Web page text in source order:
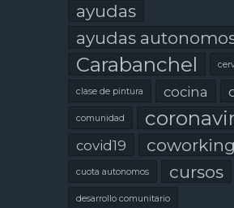
ayudas
ayudas
Carabanchel
clase de pintura cocina
comunidad
covid19 coworking
cuota autonomos cursos
desarrollo comunitario